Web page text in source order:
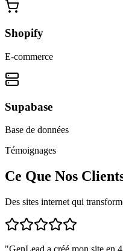
Shopify
E-commerce
Supabase
Base de données
Témoignages
Ce Que Nos
Des sites internet qui